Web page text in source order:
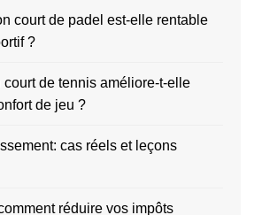
court de padel est-elle rentable
?
court de tennis améliore-t-elle
de jeu ?
cas réels et leçons
réduire vos impôts